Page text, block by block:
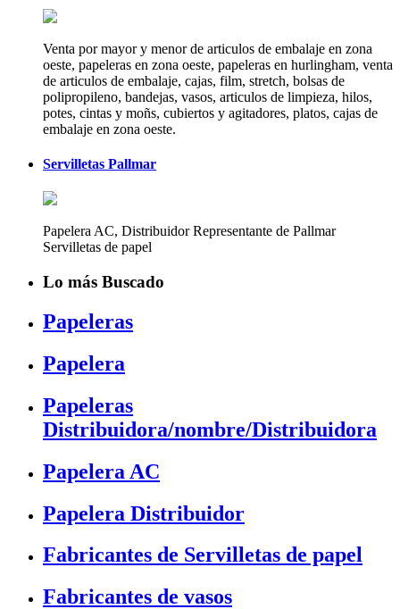
Venta por mayor y menor de articulos de embalaje en zona
oeste, papeleras en zona oeste, papeleras en hurlingham, venta
de articulos de embalaje, cajas, film, stretch, bolsas de
polipropileno, bandejas, vasos, articulos de limpieza, hilos,
potes, cintas y moñs, cubiertos y agitadores, platos, cajas de
embalaje en zona oeste.
Servilletas Pallmar
Papelera AC, Distribuidor Representante de Pallmar
Servilletas de papel
Lo más Buscado
Papeleras
Papelera
Papeleras
Distribuidora/nombre/Distribuidora
Papelera AC
Papelera Distribuidor
Fabricantes de Servilletas de papel
Fabricantes de vasos